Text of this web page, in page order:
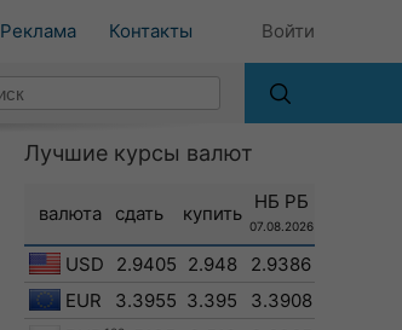
Реклама Контакты Войти
Лучшие курсы валют
валюта сдать купить
НБ РБ
07.08.2026
USD 2.9405 2.948
2.9386
EUR
3.3955 3.395
3.3908